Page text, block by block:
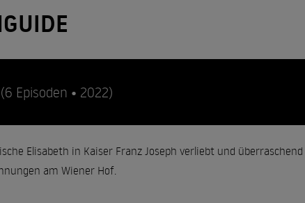
(6 Episoden • 2022)
Elisabeth in Kaiser Franz Joseph verliebt und
am Wiener Hof.